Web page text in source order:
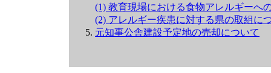
(1) 教育現場における食物アレルギーへ
(2) アレルギー疾患に対する県の取組に
元知事公舎建設予定地の売却について